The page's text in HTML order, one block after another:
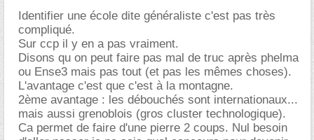
Identifier une école dite généraliste c'est pas très
compliqué.
Sur ccp il y en a pas vraiment.
Disons qu on peut faire pas mal de truc après phelma
ou Ense3 mais pas tout (et pas les mêmes choses).
L'avantage c'est que c'est à la montagne.
2ème avantage : les débouchés sont internationaux...
mais aussi grenoblois (gros cluster technologique).
Ca permet de faire d'une pierre 2 coups. Nul besoin